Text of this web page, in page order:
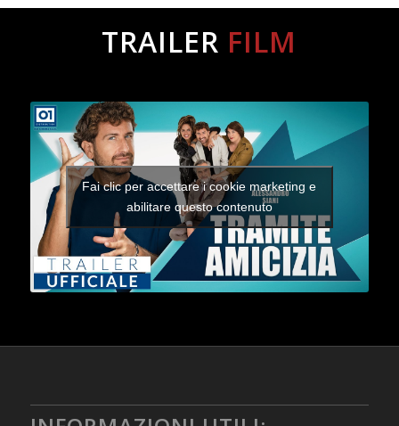
TRAILER FILM
Fai clic per accettare i cookie marketing e
abilitare questo contenuto